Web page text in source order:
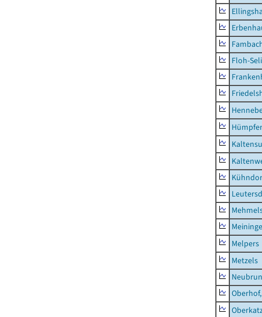
Floh-
Melpers
Metzels